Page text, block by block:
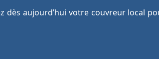
dès aujourd’hui votre couvreur